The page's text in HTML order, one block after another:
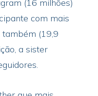
(16 milhões)
com mais
(19,9
a sister